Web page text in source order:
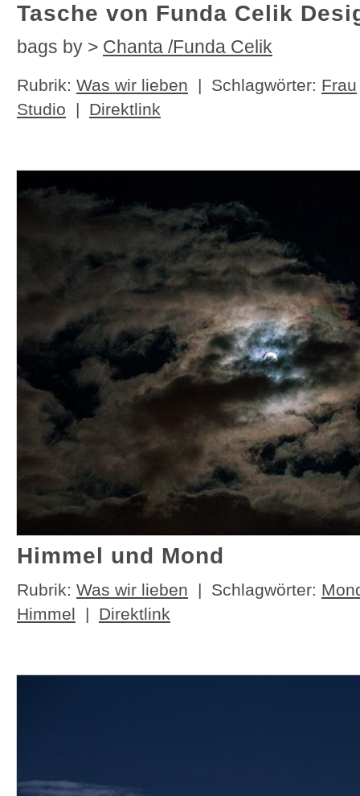
Tasche von Funda Celik
bags by > Chanta /Funda Celik
Rubrik: Was wir lieben | Schlagwörter: Frau
Studio | Direktlink
Himmel und Mond
Rubrik: Was wir lieben | Schlagwörter:
Himmel | Direktlink